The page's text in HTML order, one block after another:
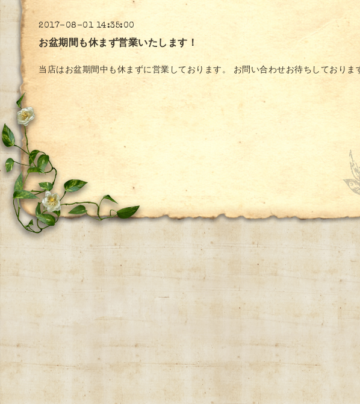
2017-08-01 14:35:00
お盆期間も休まず営業いたします！
当店はお盆期間中も休まずに営業しております。 お問い合わせお待ちしておりま